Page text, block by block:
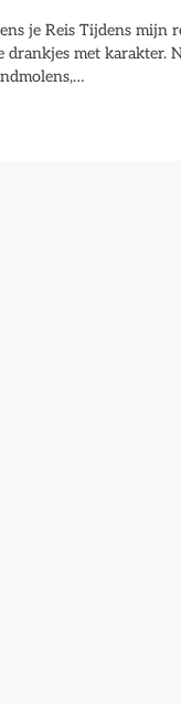
je Reis Tijdens mijn
met karakter.